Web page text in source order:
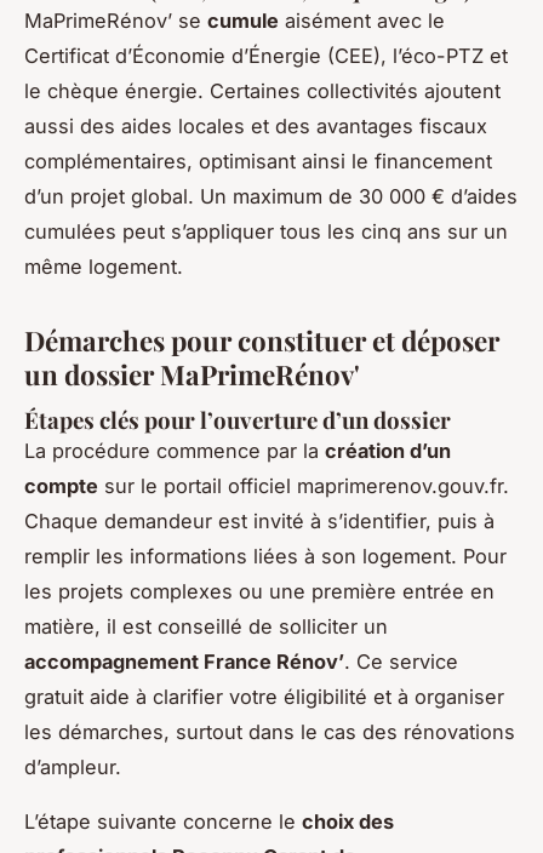
MaPrimeRénov’ se cumule aisément avec le
Certificat d’Économie d’Énergie (CEE), l’éco-PTZ et
le chèque énergie. Certaines collectivités ajoutent
aussi des aides locales et des avantages fiscaux
complémentaires, optimisant ainsi le financement
d’un projet global. Un maximum de 30 000 € d’aides
cumulées peut s’appliquer tous les cinq ans sur un
même logement.
Démarches pour constituer et déposer
un dossier MaPrimeRénov'
Étapes clés pour l’ouverture d’un dossier
La procédure commence par la création d’un
compte sur le portail officiel maprimerenov.gouv.fr.
Chaque demandeur est invité à s’identifier, puis à
remplir les informations liées à son logement. Pour
les projets complexes ou une première entrée en
matière, il est conseillé de solliciter un
accompagnement France Rénov’. Ce service
gratuit aide à clarifier votre éligibilité et à organiser
les démarches, surtout dans le cas des rénovations
d’ampleur.
L’étape suivante concerne le choix des